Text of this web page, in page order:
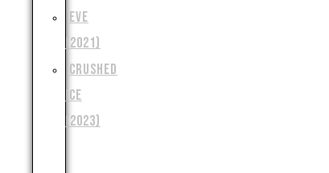
EVE
(2021)
CRUSHED
ICE
(2023)